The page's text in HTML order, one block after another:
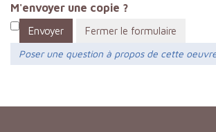
M'envoyer une copie ?
Envoyer
Fermer le formulaire
Poser une question à propos de cette